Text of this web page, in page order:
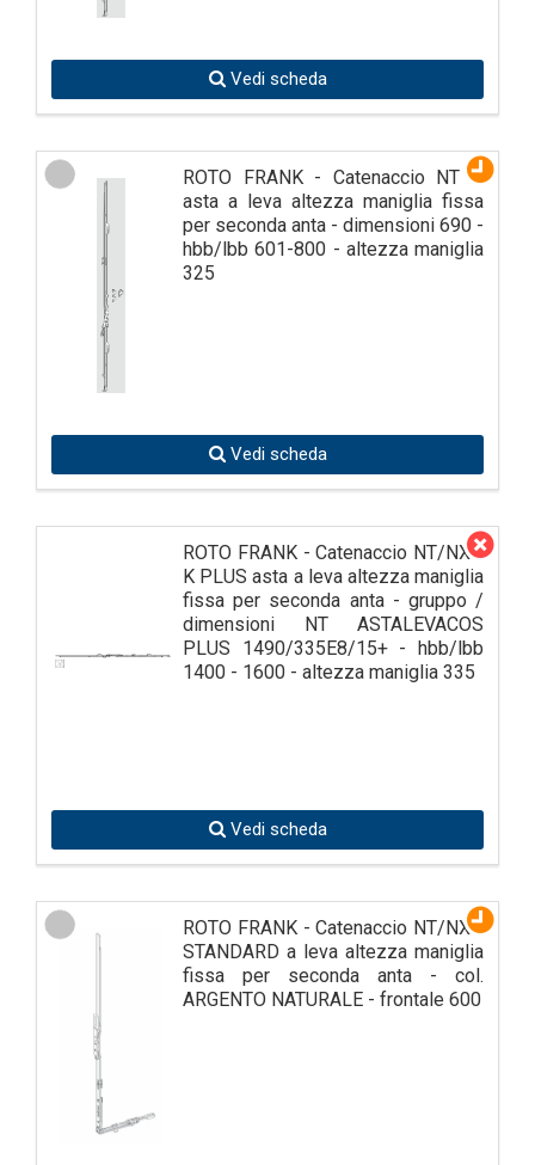
Vedi scheda
ROTO FRANK - Catenaccio NT K
asta a leva altezza maniglia fissa
per seconda anta - dimensioni 690 -
hbb/lbb 601-800 - altezza maniglia
325
Vedi scheda
ROTO FRANK - Catenaccio NT/NX -
K PLUS asta a leva altezza maniglia
fissa per seconda anta - gruppo /
dimensioni NT ASTALEVACOS
PLUS 1490/335E8/15+ - hbb/lbb
1400 - 1600 - altezza maniglia 335
Vedi scheda
ROTO FRANK - Catenaccio NT/NX -
STANDARD a leva altezza maniglia
fissa per seconda anta - col.
ARGENTO NATURALE - frontale 600